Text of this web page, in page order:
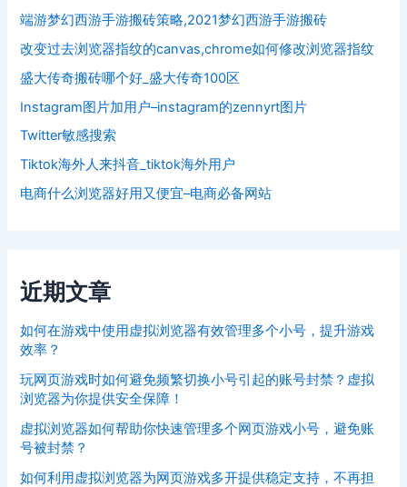
端游梦幻西游手游搬砖策略,2021梦幻西游手游搬砖
改变过去浏览器指纹的canvas,chrome如何修改浏览器指纹
盛大传奇搬砖哪个好_盛大传奇100区
Instagram图片加用户–instagram的zennyrt图片
Twitter敏感搜索
Tiktok海外人来抖音_tiktok海外用户
电商什么浏览器好用又便宜–电商必备网站
近期文章
如何在游戏中使用虚拟浏览器有效管理多个小号，提升游戏
效率？
玩网页游戏时如何避免频繁切换小号引起的账号封禁？虚拟
浏览器为你提供安全保障！
虚拟浏览器如何帮助你快速管理多个网页游戏小号，避免账
号被封禁？
如何利用虚拟浏览器为网页游戏多开提供稳定支持，不再担